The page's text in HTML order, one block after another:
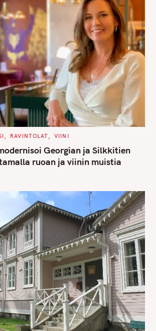
RAVINTOLAT VIINI
Georgian ja Silkkitien
ruoan ja viinin muistia